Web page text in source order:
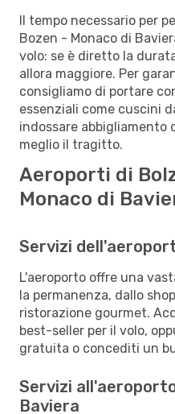
Il tempo necessario per
Bozen - Monaco di
volo: se è diretto la
allora maggiore. Per
consigliamo di portare
essenziali come cuscini
indossare abbigliamento
meglio il tragitto.
Aeroporti di
Monaco di
Servizi
L'aeroporto offre una
la permanenza, dallo
ristorazione gourmet.
best-seller per il volo,
gratuita o concediti un
Servizi
Baviera